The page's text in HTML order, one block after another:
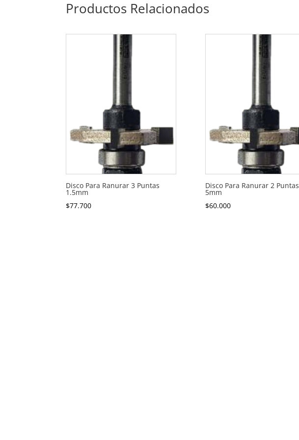
Productos Relacionados
Disco Para Ranurar 3 Puntas
1.5mm
$77.700
Disco Para Ranurar 2 Puntas
5mm
$60.000